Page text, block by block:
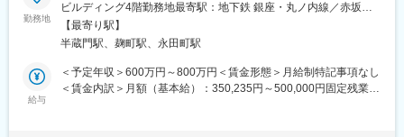
営業、製造、経営企画などあらゆる部門において「マネジメント
力」を切り口に課題を解決。管理者に対して様々な角度から「気
づき」を与え、認識と行動を変えることで組織としての実行力を
◇新規事業創出/戦略立案の支援：
事業の立ち上げ支援だけでなく、「自走するまでの仕組みづく
■業務内容：
戦略立案から現場への定着までクライアント企業に入り込み、組
織と人の行動変容を通じて「定量的な成果」を創出する実行支援
型コンサルティングをお任せします。
勤務地
ビルディング4階勤務地最寄駅：地下鉄 銀座・丸ノ内線／赤坂見
附駅受動喫煙対策：敷地内喫煙可能場所あり＜勤務地詳細2＞常駐
先クライアント企業住所：全国 受動喫煙対策：その他（就業地に
【最寄り駅】
半蔵門駅、麹町駅、永田町駅
給与
＜予定年収＞600万円～800万円＜賃金形態＞月給制特記事項なし
＜賃金内訳＞月額（基本給）：350,235円～500,000円固定残業手